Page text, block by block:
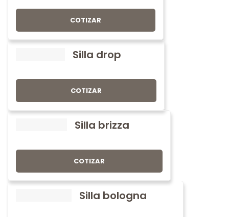
COTIZAR
Silla drop
COTIZAR
Silla brizza
COTIZAR
Silla bologna